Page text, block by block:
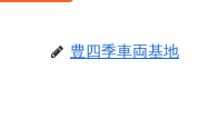
豊四季車両基地